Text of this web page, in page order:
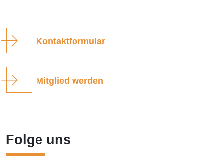
Kontaktformular
Mitglied werden
Folge uns